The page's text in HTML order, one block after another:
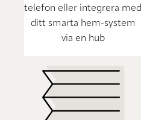
telefon eller integrera med
ditt smarta hem-system
via en hub